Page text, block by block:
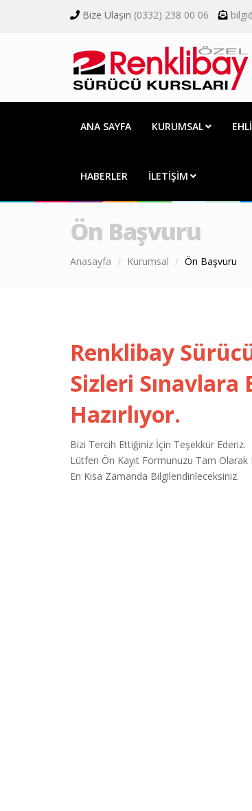
Bize Ulaşın (0332) 238 00 06
ANA SAYFA KURUMSAL
HABERLER İLETİŞİM
Ön Başvuru
Anasayfa Kurumsal Ön Başvuru
Renklibay
Sizleri Sınavlara
Hazırlıyor.
Bizi Tercih Ettiğiniz İçin Teşekkür Ederiz.
Lütfen Ön Kayıt Formunuzu Tam
En Kısa Zamanda Bilgilendirileceksiniz.